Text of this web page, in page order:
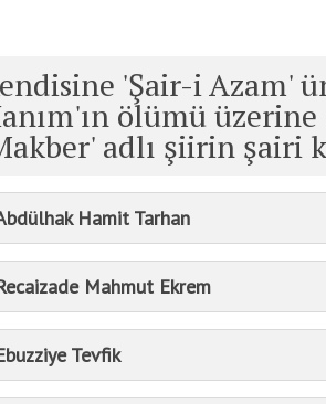
'Şair-i Azam'
ölümü
adlı şiirin şairi
Hamit Tarhan
Mahmut Ekrem
Tevfik